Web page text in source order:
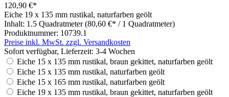
120,90 €*
Eiche 19 x 135 mm rustikal, naturfarben geölt
Inhalt: 1.5 Quadratmeter (80,60 €* / 1 Quadratmeter)
Produktnummer: 10739.1
Preise inkl. MwSt. zzgl. Versandkosten
Sofort verfügbar, Lieferzeit: 3-4 Wochen
Eiche 15 x 135 mm rustikal, braun gekittet, naturfarben geölt
Eiche 15 x 135 mm rustikal, naturfarben geölt
Eiche 15 x 165 mm rustikal, naturfarben geölt
Eiche 19 x 135 mm rustikal, braun gekittet, naturfarben geölt